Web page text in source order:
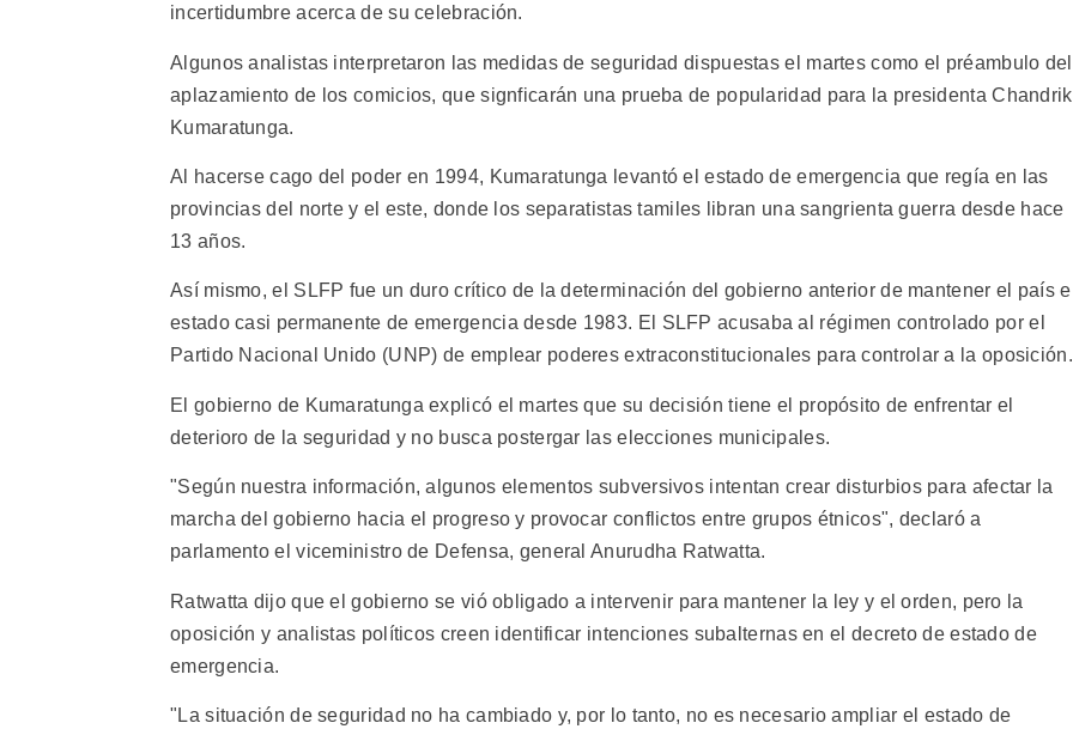
incertidumbre acerca de su celebración.
Algunos analistas interpretaron las medidas de seguridad dispuestas el martes como el préambulo del
aplazamiento de los comicios, que signficarán una prueba de popularidad para la presidenta
Kumaratunga.
Al hacerse cago del poder en 1994, Kumaratunga levantó el estado de emergencia que regía en las
provincias del norte y el este, donde los separatistas tamiles libran una sangrienta guerra desde hace
13 años.
Así mismo, el SLFP fue un duro crítico de la determinación del gobierno anterior de mantener el país
estado casi permanente de emergencia desde 1983. El SLFP acusaba al régimen controlado por el
Partido Nacional Unido (UNP) de emplear poderes extraconstitucionales para controlar a la oposición.
El gobierno de Kumaratunga explicó el martes que su decisión tiene el propósito de enfrentar el
deterioro de la seguridad y no busca postergar las elecciones municipales.
"Según nuestra información, algunos elementos subversivos intentan crear disturbios para afectar la
marcha del gobierno hacia el progreso y provocar conflictos entre grupos étnicos", declaró a
parlamento el viceministro de Defensa, general Anurudha Ratwatta.
Ratwatta dijo que el gobierno se vió obligado a intervenir para mantener la ley y el orden, pero la
oposición y analistas políticos creen identificar intenciones subalternas en el decreto de estado de
emergencia.
"La situación de seguridad no ha cambiado y, por lo tanto, no es necesario ampliar el estado de